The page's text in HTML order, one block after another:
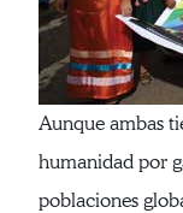
Aunque ambas
humanidad por
poblaciones